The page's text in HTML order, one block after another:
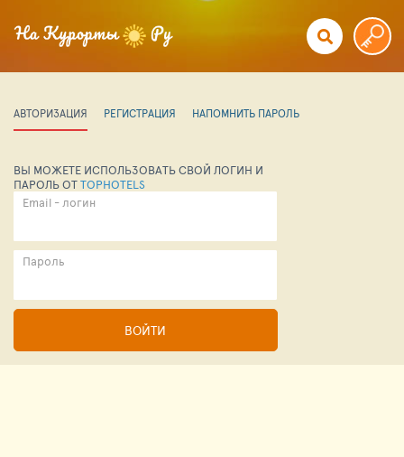
АВТОРИЗАЦИЯ РЕГИСТРАЦИЯ НАПОМНИТЬ ПАРОЛЬ
ВЫ МОЖЕТЕ ИСПОЛЬЗОВАТЬ СВОЙ ЛОГИН И
ПАРОЛЬ ОТTOPHOTELS
Email - логин
Пароль
ВОЙТИ